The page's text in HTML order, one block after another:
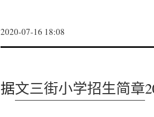
2020-07-16 18:08
据文三街小学招生简章